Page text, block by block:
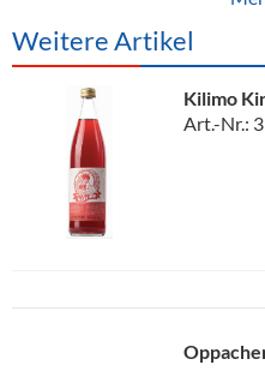
Weitere Artikel
Kilimo
Art.-Nr.: